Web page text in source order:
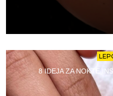
8 IDEJA ZA NOKTE